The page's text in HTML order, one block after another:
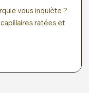
vous inquiète ?
ratées et